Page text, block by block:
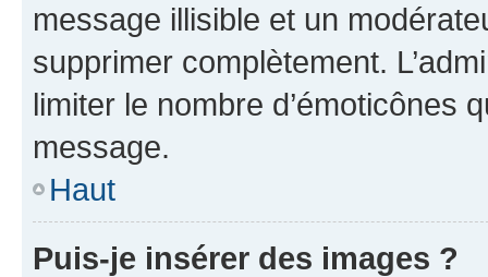
message illisible et un
supprimer complètement.
limiter le nombre d’émoticônes
message.
Haut
Puis-je insérer des images ?